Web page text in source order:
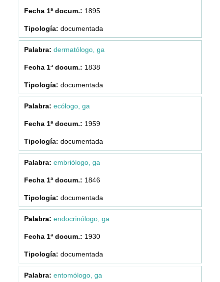
1895
documentada
dermatólogo, ga
1838
documentada
ecólogo, ga
1959
documentada
embriólogo, ga
1846
documentada
endocrinólogo, ga
1930
documentada
entomólogo, ga